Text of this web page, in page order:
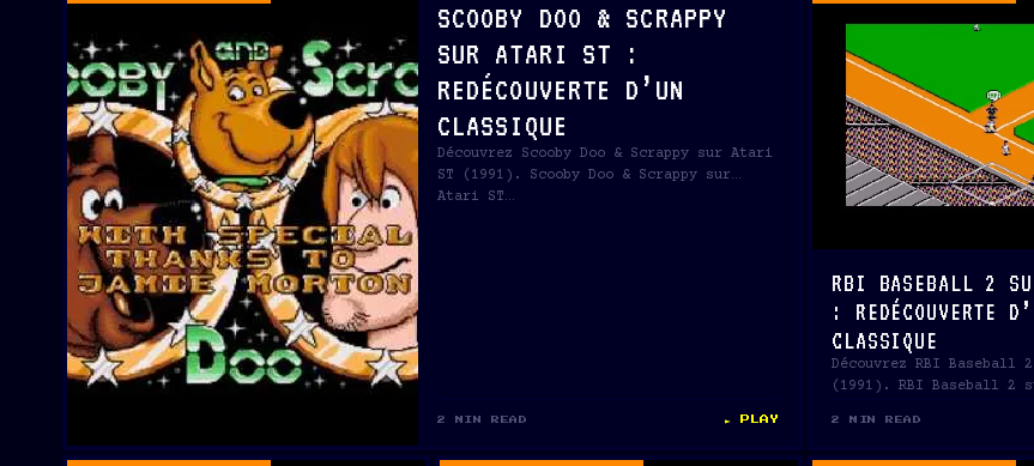
SCOOBY DOO & SCRAPPY
SUR ATARI ST :
REDÉCOUVERTE D’UN
CLASSIQUE
Découvrez Scooby Doo & Scrappy sur Atari
ST (1991). Scooby Doo & Scrappy sur
Atari ST…
2 MIN READ ► PLAY
RBI BASEBALL 2
: REDÉCOUVERTE
CLASSIQUE
Découvrez RBI Baseball
(1991). RBI Baseball 2
2 MIN READ